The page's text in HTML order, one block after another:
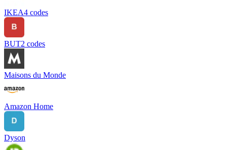
IKEA4 codes
BUT2 codes
Maisons du Monde
Amazon Home
Dyson